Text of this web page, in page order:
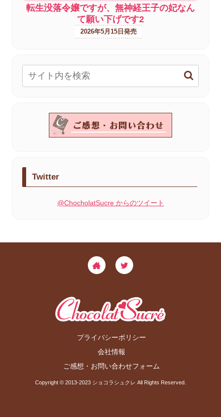
転生没落令嬢ですが、無神経王子の妃なん
て願い下げです2
2026年5月15日
Twitter
@ChocholatSucre からのツイート
プライバシーポリシー
会社情報
ご感想・お問い合わせフォーム
Copyright © 2013-2023 ショコラシュクレ All Rights Reserved.